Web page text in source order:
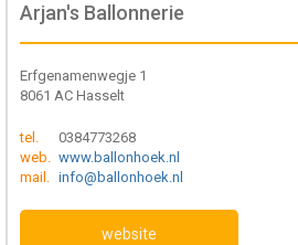
Arjan's Ballonnerie
Erfgenamenwegje 1
8061 AC Hasselt
tel.
0384773268
web. www.ballonhoek.nl
mail. info@ballonhoek.nl
website